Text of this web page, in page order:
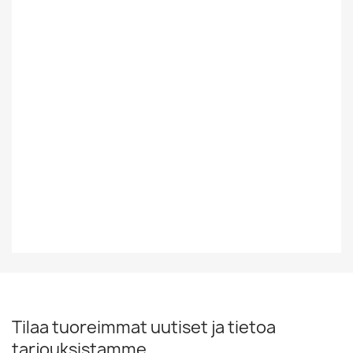
Tilaa tuoreimmat uutiset ja tietoa